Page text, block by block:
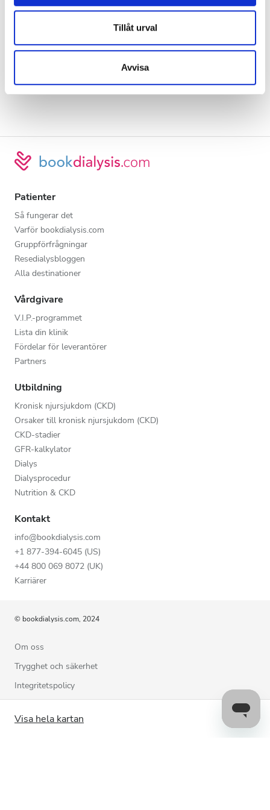
annons- och analysföretag som vi samarbetar med.
Dessa kan i sin tur kombinera informationen med annan
information som du har tillhandahållit eller som de har
samlat in när du har använt deras tjänster.
Tillåt urval
Avvisa
Visa hela kartan
Patienter
Så fungerar det
Varför bookdialysis.com
Gruppförfrågningar
Resedialysbloggen
Alla destinationer
Vårdgivare
V.I.P.-programmet
Lista din klinik
Fördelar för leverantörer
Partners
Utbildning
Kronisk njursjukdom (CKD)
Orsaker till kronisk njursjukdom (CKD)
CKD-stadier
GFR-kalkylator
Dialys
Dialysprocedur
Nutrition & CKD
Kontakt
info@bookdialysis.com
+1 877-394-6045 (US)
+44 800 069 8072 (UK)
Karriärer
© bookdialysis.com, 2024
Om oss
Trygghet och säkerhet
Integritetspolicy
Cookiepolicy